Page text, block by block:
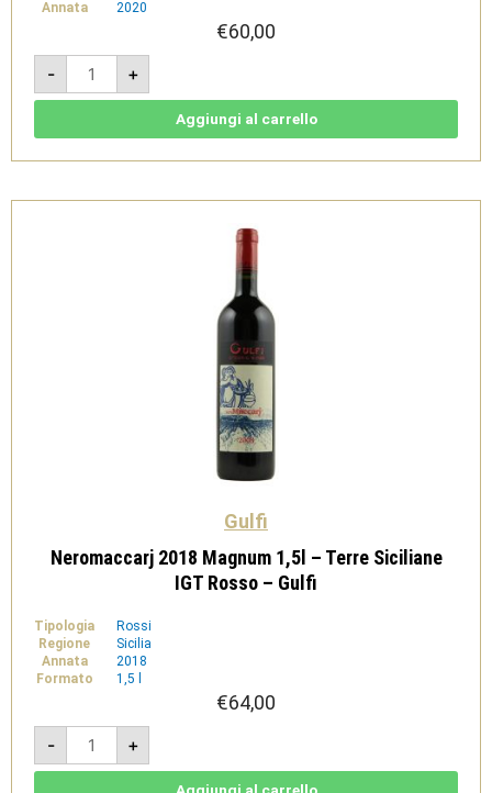
Annata
2020
€60,00
-
Reseca
2020
Magnum
1,5l
Rosso
quantità
+
Aggiungi al carrello
Gulfi
Neromaccarj 2018 Magnum 1,5l – Terre Siciliane
IGT Rosso – Gulfi
Tipologia
Rossi
Regione
Sicilia
Annata
2018
Formato
1,5 l
€64,00
-
Neromaccarj
2018
Magnum
1,5l
+
Aggiungi al carrello